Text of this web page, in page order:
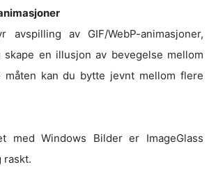
avspilling av GIF/WebP-animasjoner,
en illusjon av bevegelse mellom
måten kan du bytte jevnt mellom flere
med Windows Bilder er ImageGlass
raskt.